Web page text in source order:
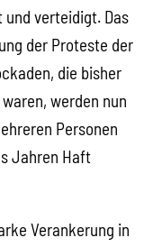
verteidigt. Das
der Proteste der
die bisher
werden nun
Personen
Jahren Haft
Verankerung in